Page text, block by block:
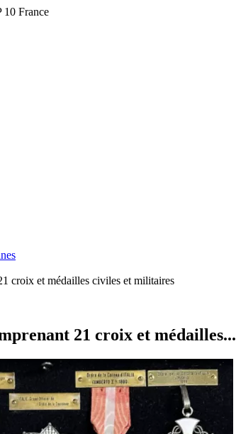
10 France
croix et médailles civiles et militaires
21 croix et médailles...